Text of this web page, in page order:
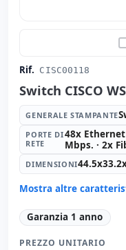
Rif. CISC00118
Switch CISCO
GENERALE STAMPANTE
PORTE DI
RETE
48x
Mbps. · 2x
DIMENSIONI
Mostra altre
Generale stampante:
Porte di rete: 48x
1000 Mbps. · 2x
Garanzia 1 anno
PREZZO UNITARIO